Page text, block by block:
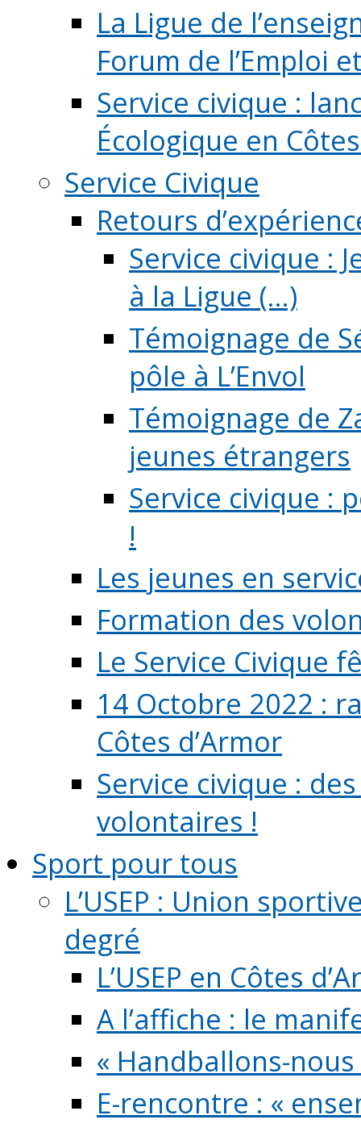
La Ligue de
Forum de l’Emploi
Service civique :
Écologique en
Service Civique
Retours
Service civique :
à la Ligue (...)
Témoignage de
pôle à L’Envol
Témoignage de
jeunes étrangers
Service civique :
!
Les jeunes en
Formation des
Le Service Civique
14 Octobre 2022 :
Côtes d’Armor
Service civique :
volontaires !
Sport pour tous
L’USEP : Union
degré
L’USEP en Côtes
A l’affiche : le
« Handballons-
E-rencontre : «